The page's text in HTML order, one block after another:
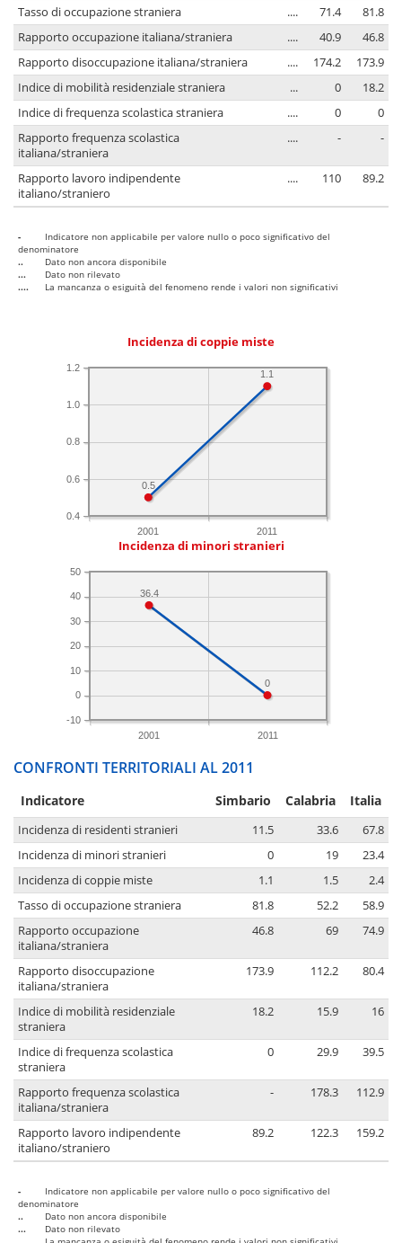
Tasso di occupazione straniera
.... 71.4
81.8
Rapporto occupazione italiana/straniera
.... 40.9
46.8
Rapporto disoccupazione italiana/straniera
.... 174.2
173.9
Indice di mobilità residenziale straniera
... 0
18.2
Indice di frequenza scolastica straniera
.... 0
0
Rapporto frequenza scolastica
italiana/straniera
.... - -
Rapporto lavoro indipendente
italiano/straniero
.... 110 89.2
-
Indicatore non applicabile per valore nullo o poco significativo del
denominatore
..
Dato non ancora disponibile
...
Dato non rilevato
....
La mancanza o esiguità del fenomeno rende i valori non significativi
Incidenza di coppie miste
2001 2011
0.4
0.6
0.8
1.0
1.2
1.1
0.5
Incidenza di minori stranieri
2001 2011
-10
0
10
20
30
40
50
0
36.4
CONFRONTI TERRITORIALI AL 2011
Indicatore Simbario Calabria Italia
Incidenza di residenti stranieri 11.5 33.6
67.8
Incidenza di minori stranieri
0 19
23.4
Incidenza di coppie miste
1.1 1.5
2.4
Tasso di occupazione straniera
81.8 52.2
58.9
Rapporto occupazione
italiana/straniera
46.8 69 74.9
Rapporto disoccupazione
italiana/straniera
173.9 112.2 80.4
Indice di mobilità residenziale
straniera
18.2 15.9 16
Indice di frequenza scolastica
straniera
0 29.9 39.5
Rapporto frequenza scolastica
italiana/straniera
- 178.3 112.9
Rapporto lavoro indipendente
italiano/straniero
89.2 122.3 159.2
-
Indicatore non applicabile per valore nullo o poco significativo del
denominatore
..
Dato non ancora disponibile
...
Dato non rilevato